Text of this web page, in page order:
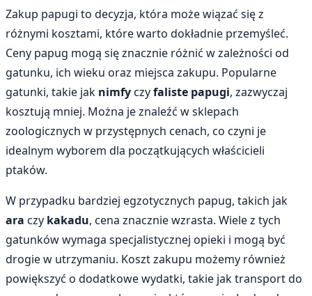
Zakup papugi to decyzja, która może wiązać się z
różnymi kosztami, które warto dokładnie przemyśleć.
Ceny papug mogą się znacznie różnić w zależności od
gatunku, ich wieku oraz miejsca zakupu. Popularne
gatunki, takie jak nimfyczyfaliste papugi, zazwyczaj
kosztują mniej. Można je znaleźć w sklepach
zoologicznych w przystępnych cenach, co czyni je
idealnym wyborem dla początkujących właścicieli
ptaków.
W przypadku bardziej egzotycznych papug, takich jak
ara czy kakadu, cena znacznie wzrasta. Wiele z tych
gatunków wymaga specjalistycznej opieki i mogą być
drogie w utrzymaniu. Koszt zakupu możemy również
powiększyć o dodatkowe wydatki, takie jak transport do